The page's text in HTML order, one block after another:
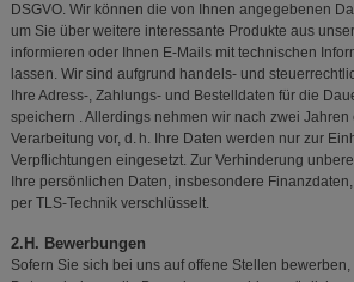
DSGVO. Wir können die von Ihnen angegebenen
um Sie über weitere interessante Produkte aus
informieren oder Ihnen E-Mails mit technischen
lassen. Wir sind aufgrund handels- und
Ihre Adress-, Zahlungs- und Bestelldaten für die
speichern . Allerdings nehmen wir nach zwei
Verarbeitung vor, d. h. Ihre Daten werden nur zur
Verpflichtungen eingesetzt. Zur Verhinderung
Ihre persönlichen Daten, insbesondere
per TLS-Technik verschlüsselt.
2.H. Bewerbungen
Sofern Sie sich bei uns auf offene Stellen bewerben,